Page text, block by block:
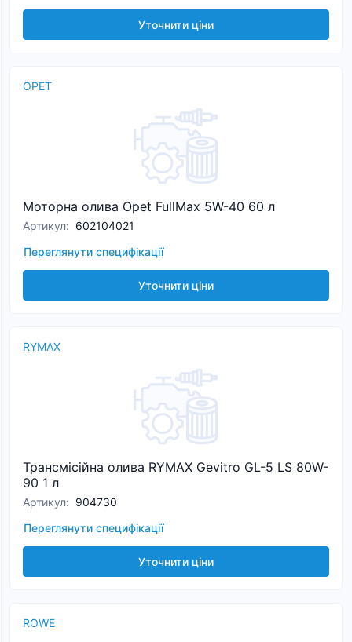
Уточнити ціни
OPET
Моторна олива Opet FullMax 5W-40 60 л
Артикул: 602104021
Переглянути специфікації
Уточнити ціни
RYMAX
Трансмісійна олива RYMAX Gevitro GL-5 LS 80W-
90 1 л
Артикул: 904730
Переглянути специфікації
Уточнити ціни
ROWE